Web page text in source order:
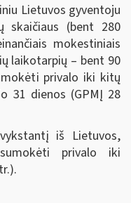
Lietuvos gyventoju
skaičiaus (bent 280
mokestiniais
laikotarpių – bent 90
privalo iki kitų
31 dienos (GPMĮ 28
iš Lietuvos,
privalo iki